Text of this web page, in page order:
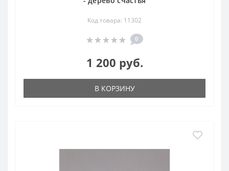
Код товара: 11302
0
1 200 руб.
В КОРЗИНУ